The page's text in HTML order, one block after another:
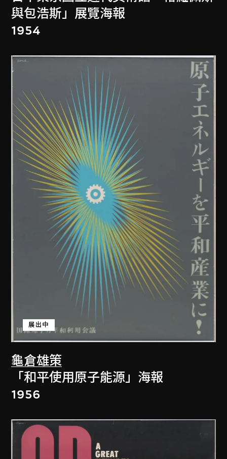
與包浩斯」展覽海報
1954
龜倉雄策
展出中
「和平使用原子能源」海報
1956